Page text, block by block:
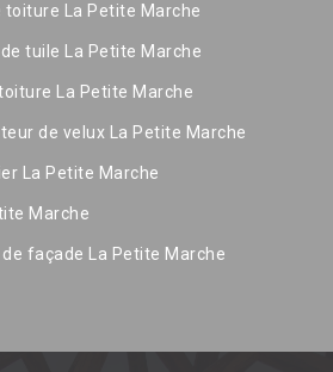
toiture La Petite Marche
tuile La Petite Marche
La Petite Marche
de velux La Petite Marche
La Petite Marche
Marche
façade La Petite Marche